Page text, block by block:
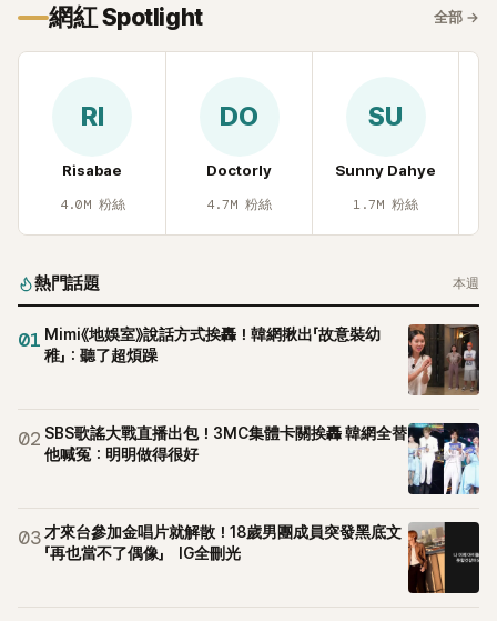
網紅 Spotlight 全部 →
RI
Risabae
4.0M 粉絲
DO
Doctorly
4.7M 粉絲
SU
Sunny Dahye
1.7M 粉絲
熱門話題 本週
01 Mimi《地娛室》說話方式挨轟！韓網揪出「故意裝幼
稚」：聽了超煩躁
02 SBS歌謠大戰直播出包！3MC集體卡關挨轟 韓網全替
他喊冤：明明做得很好
03 才來台參加金唱片就解散！18歲男團成員突發黑底文
「再也當不了偶像」 IG全刪光